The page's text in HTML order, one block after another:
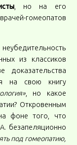
, но на его
гомеопатов
из классиков
на свою книгу
, но какое
Откровенным
фоне того, что
безапеляционно
под гомеопатию,